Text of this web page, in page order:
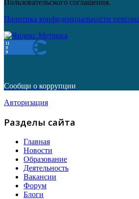
Пользовательского соглашения.
Политика конфиденциальности
Сообщи о коррупции
Авторизация
Разделы сайта
Главная
Новости
Образование
Деятельность
Вакансии
Форум
Блоги